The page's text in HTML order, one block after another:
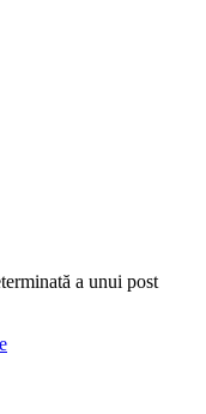
a unui post